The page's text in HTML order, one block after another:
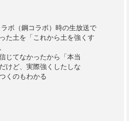
ボ（鋼コラボ）時の生放送で
た土を「これから土を強くす
じてなかったから「本当
けど、実際強くしたしな
くのもわかる